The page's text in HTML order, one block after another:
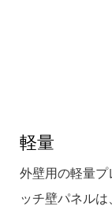
軽量
外壁用の軽量
ッチ壁パネル